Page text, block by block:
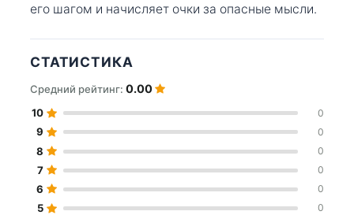
его шагом и начисляет очки за опасные мысли.
СТАТИСТИКА
Средний рейтинг: 0.00
10 0
9 0
8 0
7 0
6 0
5 0